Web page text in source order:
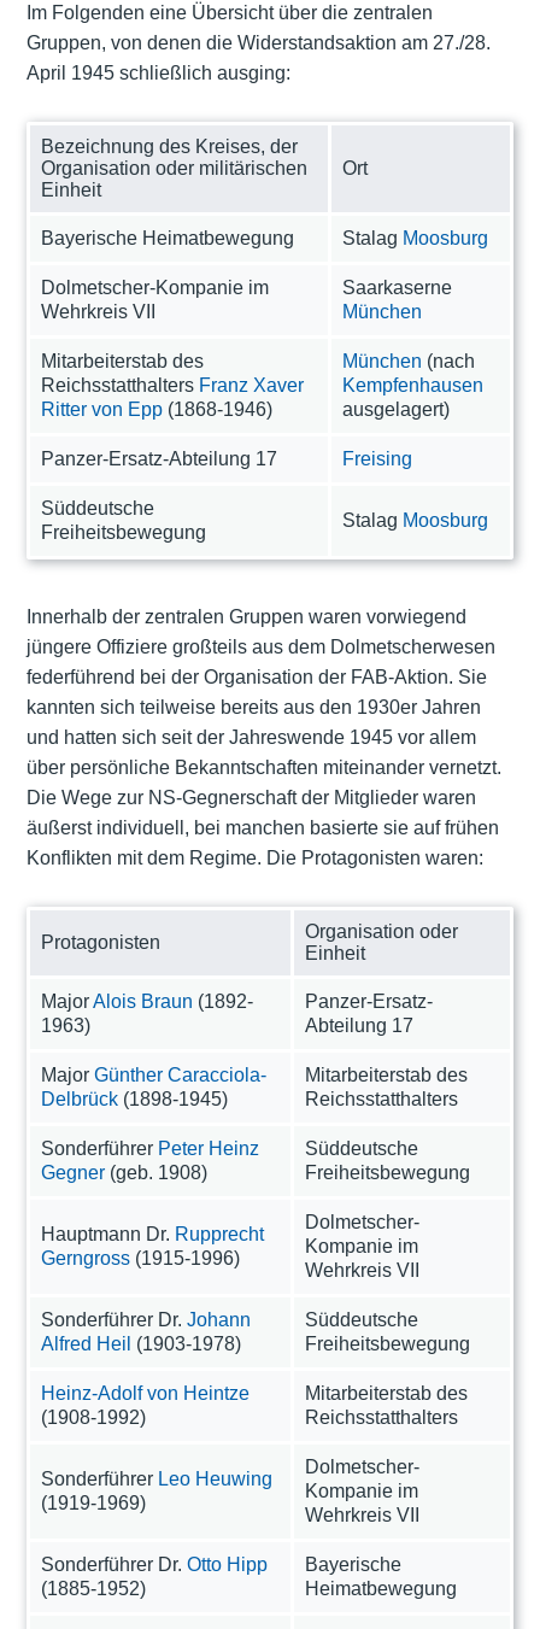
Im Folgenden eine Übersicht über die zentralen
Gruppen, von denen die Widerstandsaktion am 27./28.
April 1945 schließlich ausging:
Bezeichnung des Kreises, der
Organisation oder militärischen
Einheit
Ort
Bayerische Heimatbewegung Stalag Moosburg
Dolmetscher-Kompanie im
Wehrkreis VII
Saarkaserne
München
Mitarbeiterstab des
Reichsstatthalters Franz Xaver
Ritter von Epp (1868-1946)
München (nach
Kempfenhausen
ausgelagert)
Panzer-Ersatz-Abteilung 17 Freising
Süddeutsche
Freiheitsbewegung
Stalag Moosburg
Innerhalb der zentralen Gruppen waren vorwiegend
jüngere Offiziere großteils aus dem Dolmetscherwesen
federführend bei der Organisation der FAB-Aktion. Sie
kannten sich teilweise bereits aus den 1930er Jahren
und hatten sich seit der Jahreswende 1945 vor allem
über persönliche Bekanntschaften miteinander vernetzt.
Die Wege zur NS-Gegnerschaft der Mitglieder waren
äußerst individuell, bei manchen basierte sie auf frühen
Konflikten mit dem Regime. Die Protagonisten waren:
Protagonisten
Organisation oder
Einheit
MajorAlois Braun (1892-
1963)
Panzer-Ersatz-
Abteilung 17
MajorGünther Caracciola-
Delbrück (1898-1945)
Mitarbeiterstab des
Reichsstatthalters
Sonderführer Peter Heinz
Gegner (geb. 1908)
Süddeutsche
Freiheitsbewegung
Hauptmann Dr. Rupprecht
Gerngross (1915-1996)
Dolmetscher-
Kompanie im
Wehrkreis VII
Sonderführer Dr.Johann
Alfred Heil (1903-1978)
Süddeutsche
Freiheitsbewegung
Heinz-Adolf von Heintze
(1908-1992)
Mitarbeiterstab des
Reichsstatthalters
Sonderführer Leo Heuwing
(1919-1969)
Dolmetscher-
Kompanie im
Wehrkreis VII
Sonderführer Dr.Otto Hipp
(1885-1952)
Bayerische
Heimatbewegung